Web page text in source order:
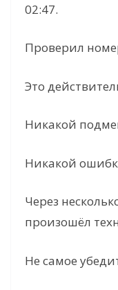
02:47.
Проверил
Это
Никакой
Никакой
Через
произошёл
Не самое